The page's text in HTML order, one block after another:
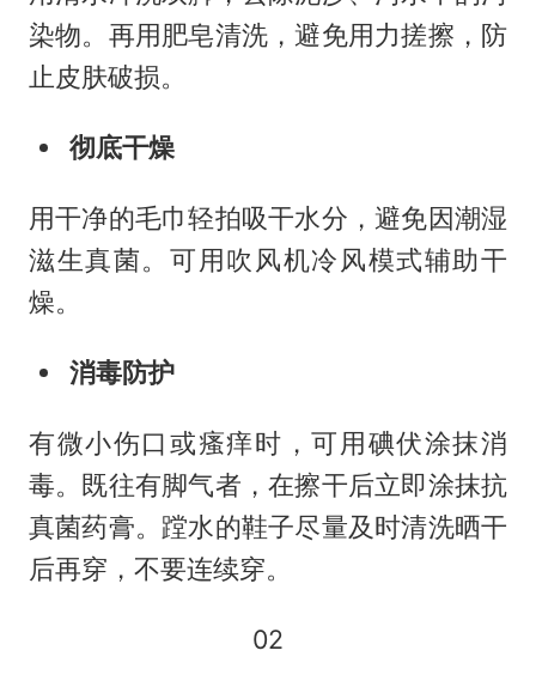
染物。再用肥皂清洗，避免用力搓擦，防
止皮肤破损。
彻底干燥
用干净的毛巾轻拍吸干水分，避免因潮湿
滋生真菌。可用吹风机冷风模式辅助干
燥。
消毒防护
有微小伤口或瘙痒时，可用碘伏涂抹消
毒。既往有脚气者，在擦干后立即涂抹抗
真菌药膏。蹚水的鞋子尽量及时清洗晒干
后再穿，不要连续穿。
02